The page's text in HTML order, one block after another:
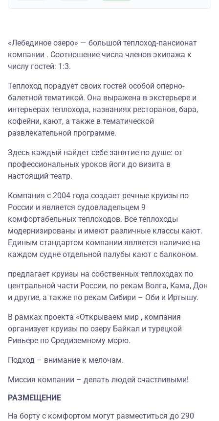
«Лебединое озеро» — большой теплоход-пансионат
компании . Соотношение числа членов экипажа к
числу гостей: 1:3.
Теплоход порадует своих гостей особой оперно-
балетной тематикой. Она выражена в экстерьере и
интерьерах теплохода, названиях ресторанов, бара,
кофейни, кают, а также в тематической
развлекательной программе.
Здесь каждый найдет себе занятие по душе: от
профессиональных уроков йоги до визита в
настоящий театр.
Компания с 2004 года создает речные круизы по
России и является судовладельцем 9
комфортабельных теплоходов. Все теплоходы
модернизированы и имеют различные классы кают.
Единым стандартом компании является наличие на
каждом судне отдельной палубы кают с балконом.
предлагает круизы на собственных теплоходах по
центральной части России, по рекам Волга, Кама, Дон
и другие, а также по рекам Сибири – Оби и Иртышу.
В рамках проекта «Открываем мир , компания
организует круизы по озеру Байкал и турецкой
Ривьере по Средиземному морю.
Подход – внимание к мелочам.
Миссия компании – делать людей счастливыми!
РАЗМЕЩЕНИЕ
На борту с комфортом могут разместиться до 290